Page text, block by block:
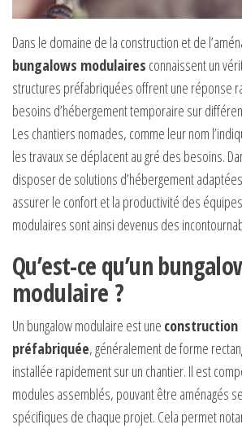
Dans le domaine de la construction et de
bungalows modulaires connaissent un
structures préfabriquées offrent une réponse
besoins d’hébergement temporaire sur
Les chantiers nomades, comme leur nom
les travaux se déplacent au gré des besoins.
disposer de solutions d’hébergement
assurer le confort et la productivité des
modulaires sont ainsi devenus des
Qu’est-ce qu’un
modulaire ?
Un bungalow modulaire est une
préfabriquée, généralement de forme
installée rapidement sur un chantier. Il est
modules assemblés, pouvant être aménagés
spécifiques de chaque projet. Cela permet